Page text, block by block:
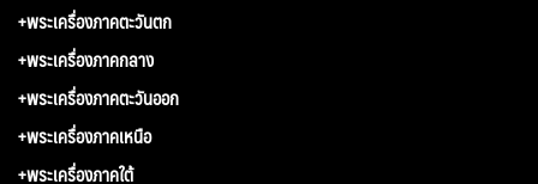
+พระเครื่องภาคตะวันตก
+พระเครื่องภาคกลาง
+พระเครื่องภาคตะวันออก
+พระเครื่องภาคเหนือ
+พระเครื่องภาคใต้